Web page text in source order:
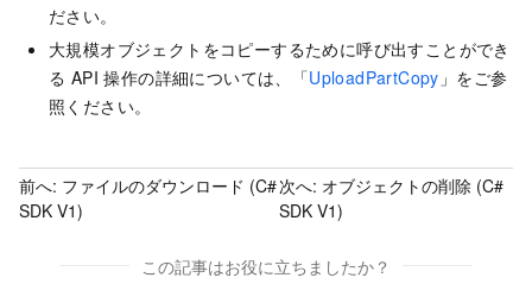
ださい。
大規模オブジェクトをコピーするために呼び出すことができ
る API 操作の詳細については、「UploadPartCopy 」をご参
照ください。
前へ: ファイルのダウンロード (C#
SDK V1)
次へ: オブジェクトの削除 (C#
SDK V1)
この記事はお役に立ちましたか？